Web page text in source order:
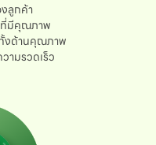
ลูกค้า
ที่มีคุณภาพ
งด้านคุณภาพ
ามรวดเร็ว